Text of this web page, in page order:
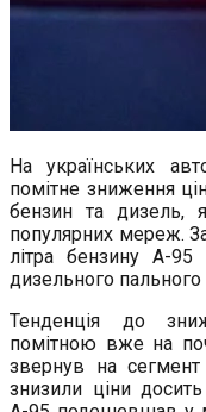
На українських
помітне зниження
бензин та дизель,
популярних мереж.
літра бензину А-
дизельного
Тенденція до
помітною вже на
звернув на
знизили ціни